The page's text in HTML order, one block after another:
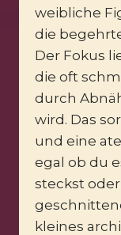
weibliche
die
Der Fokus
die oft
durch
wird. Das
und eine
egal ob du
steckst
kleines